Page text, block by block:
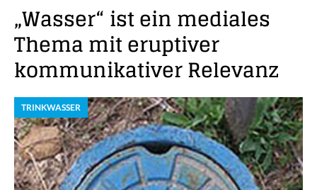
„Wasser“ ist ein mediales
Thema mit eruptiver
kommunikativer Relevanz
TRINKWASSER